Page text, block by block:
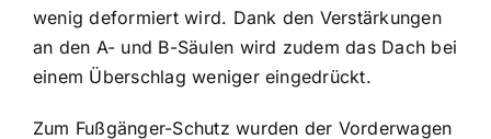
wenig deformiert wird. Dank den Verstärkungen
an den A- und B-Säulen wird zudem das Dach bei
einem Überschlag weniger eingedrückt.
Zum Fußgänger-Schutz wurden der Vorderwagen